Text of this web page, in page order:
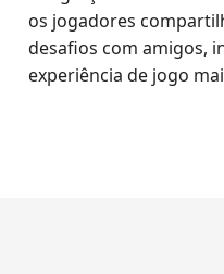
os jogadores
desafios com amigos,
experiência de jogo